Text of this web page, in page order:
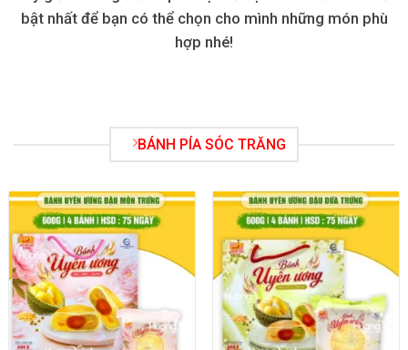
bật nhất để bạn có thể chọn cho mình những món phù
hợp nhé!
BÁNH PÍA SÓC TRĂNG